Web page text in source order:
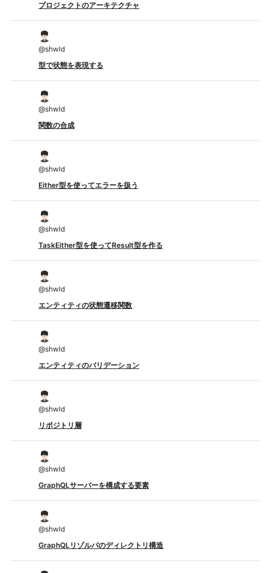
プロジェクトのアーキテクチャ
@shwld
型で状態を表現する
@shwld
関数の合成
@shwld
Either型を使ってエラーを扱う
@shwld
TaskEither型を使ってResult型を作る
@shwld
エンティティの状態遷移関数
@shwld
エンティティのバリデーション
@shwld
リポジトリ層
@shwld
GraphQLサーバーを構成する要素
@shwld
GraphQLリゾルバのディレクトリ構造